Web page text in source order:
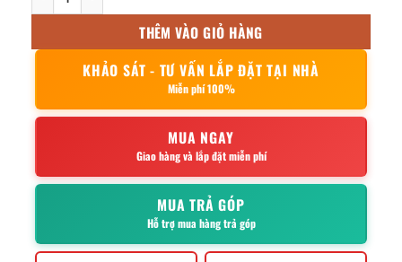
THÊM VÀO GIỎ HÀNG
KHẢO SÁT - TƯ VẤN LẮP ĐẶT TẠI NHÀ
Miễn phí 100%
MUA NGAY
Giao hàng và lắp đặt miễn phí
MUA TRẢ GÓP
Hỗ trợ mua hàng trả góp